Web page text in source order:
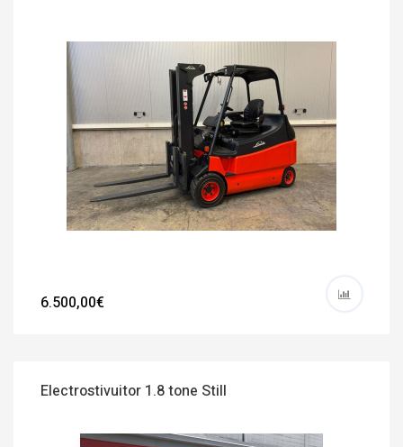
6.500,00€
Electrostivuitor 1.8 tone Still